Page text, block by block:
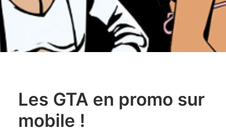
Les GTA en promo sur
mobile !